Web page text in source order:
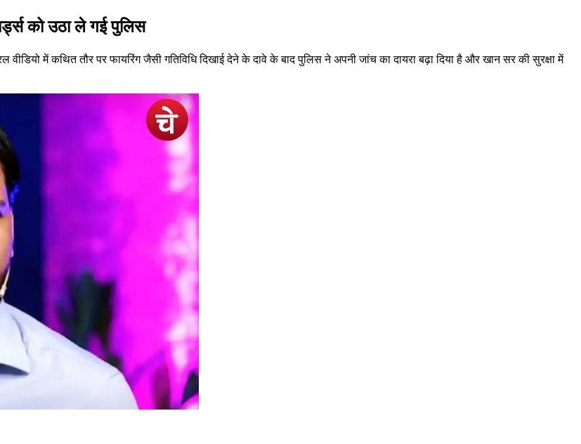
को उठा ले गई पुलिस
में कथित तौर पर फायरिंग जैसी गतिविधि दिखाई देने के दावे के बाद पुलिस ने अपनी जांच का दायरा बढ़ा दिया है और खान सर की सुरक्षा में